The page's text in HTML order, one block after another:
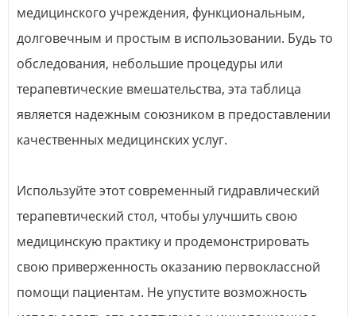
медицинского учреждения, функциональным,
долговечным и простым в использовании. Будь то
обследования, небольшие процедуры или
терапевтические вмешательства, эта таблица
является надежным союзником в предоставлении
качественных медицинских услуг.
Используйте этот современный гидравлический
терапевтический стол, чтобы улучшить свою
медицинскую практику и продемонстрировать
свою приверженность оказанию первоклассной
помощи пациентам. Не упустите возможность